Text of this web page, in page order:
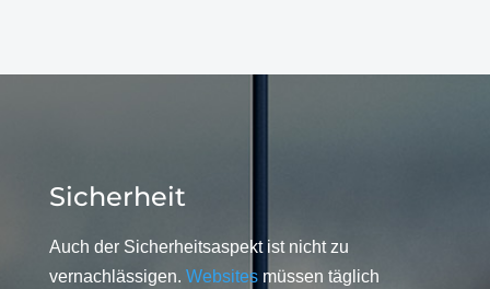
Sicherheit
Auch der Sicherheitsaspekt ist nicht zu
vernachlässigen. Websitesmüssen täglich